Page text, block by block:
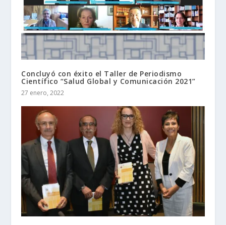
Concluyó con éxito el Taller de Periodismo
Científico “Salud Global y Comunicación 2021”
27 enero, 2022